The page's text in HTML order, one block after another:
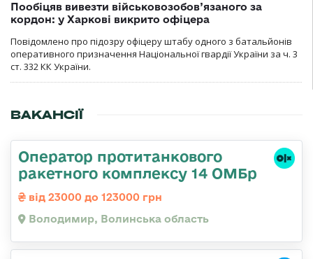
Пообіцяв вивезти військовозобов’язаного за
кордон: у Харкові викрито офіцера
Повідомлено про підозру офіцеру штабу одного з батальйонів
оперативного призначення Національної гвардії України за ч. 3
ст. 332 КК України.
ВАКАНСІЇ
Оператор протитанкового
ракетного комплексу 14 ОМБр
від 23000 до 123000 грн
Володимир, Волинська область